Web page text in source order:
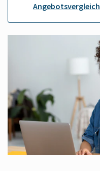
Angebotsvergleich